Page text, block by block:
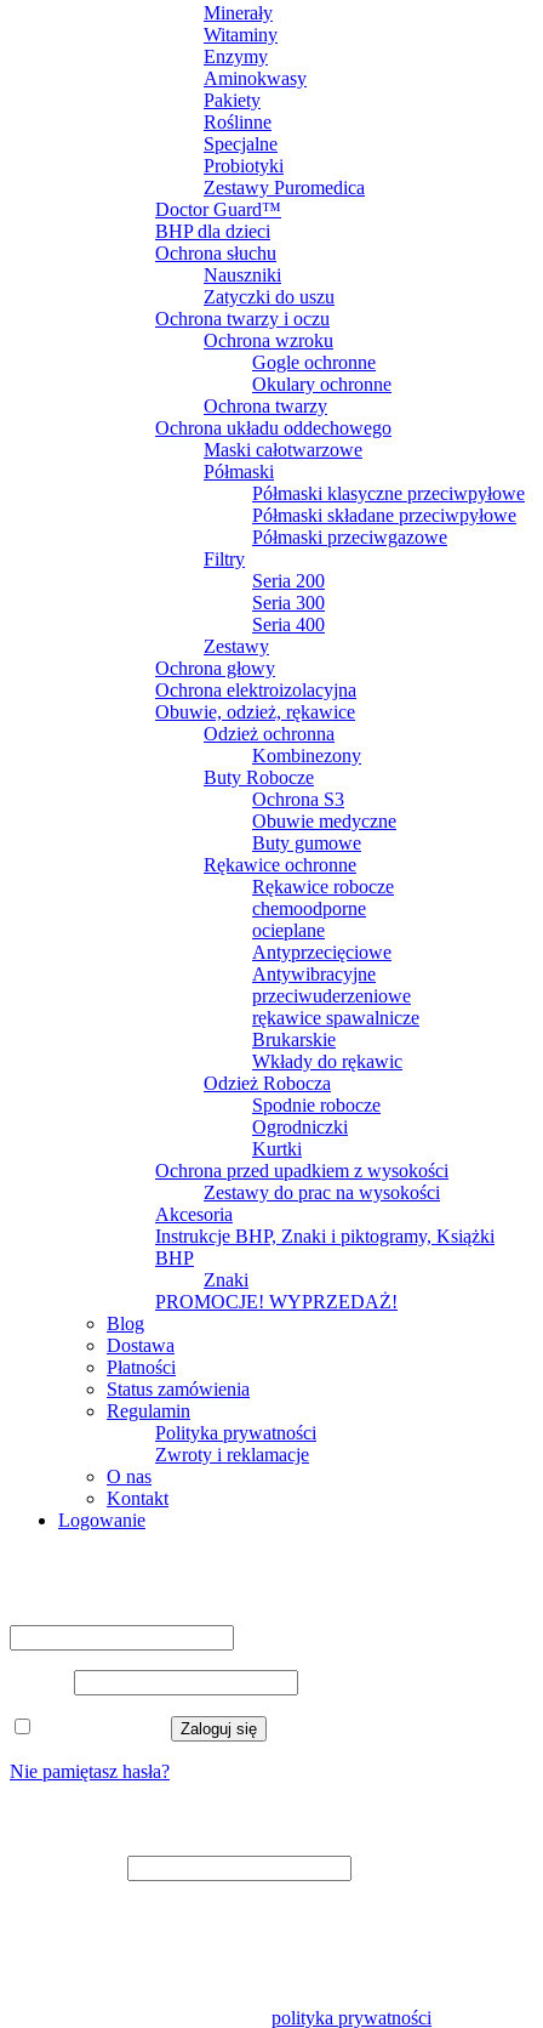
Minerały
Witaminy
Enzymy
Aminokwasy
Pakiety
Roślinne
Specjalne
Probiotyki
Zestawy Puromedica
Doctor Guard™
BHP dla dzieci
Ochrona słuchu
Nauszniki
Zatyczki do uszu
Ochrona twarzy i oczu
Ochrona wzroku
Gogle ochronne
Okulary ochronne
Ochrona twarzy
Ochrona układu oddechowego
Maski całotwarzowe
Półmaski
Półmaski klasyczne przeciwpyłowe
Półmaski składane przeciwpyłowe
Półmaski przeciwgazowe
Filtry
Seria 200
Seria 300
Seria 400
Zestawy
Ochrona głowy
Ochrona elektroizolacyjna
Obuwie, odzież, rękawice
Odzież ochronna
Kombinezony
Buty Robocze
Ochrona S3
Obuwie medyczne
Buty gumowe
Rękawice ochronne
Rękawice robocze
chemoodporne
ocieplane
Antyprzecięciowe
Antywibracyjne
przeciwuderzeniowe
rękawice spawalnicze
Brukarskie
Wkłady do rękawic
Odzież Robocza
Spodnie robocze
Ogrodniczki
Kurtki
Ochrona przed upadkiem z wysokości
Zestawy do prac na wysokości
Akcesoria
Instrukcje BHP, Znaki i piktogramy, Książki
BHP
Znaki
PROMOCJE! WYPRZEDAŻ!
Blog
Dostawa
Płatności
Status zamówienia
Regulamin
Polityka prywatności
Zwroty i reklamacje
O nas
Kontakt
Logowanie
Zaloguj się
Nie pamiętasz hasła?
polityka prywatności